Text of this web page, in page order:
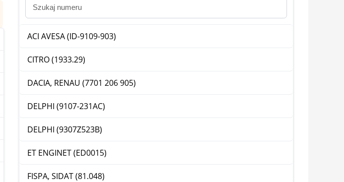
ACI AVESA (ID-9109-903)
CITRO (1933.29)
DACIA, RENAU (7701 206 905)
DELPHI (9107-231AC)
DELPHI (9307Z523B)
ET ENGINET (ED0015)
FISPA, SIDAT (81.048)